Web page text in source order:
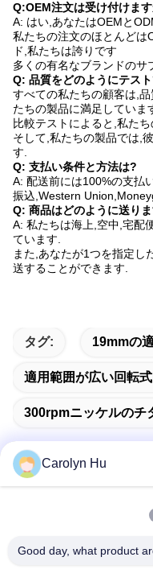
Q:OEM注文は受け付けま
A: はい,あなたはOEMと
私たちの注文のほとんどは
ド,私たちは誇りです
多くの有名なブランドのサ
Q: 品質をどのようにテス
すべての私たちの顧客は,
たちの製品に満足していま
比較テストによると,私た
そして,私たちの製品では,
す.
Q: 支払い条件と方法は?
A: 配送前には100%の支払
振込,Western
Q: 商品はどのように送り
A: 私たちは海上,空中,宅配
ています.
また,あなたが1つを指定し
送することができます.
タグ: 19mmの
適用範囲が広い回転
300rpmニッケルの
アドレス
Carolyn Hu
Good day, what product